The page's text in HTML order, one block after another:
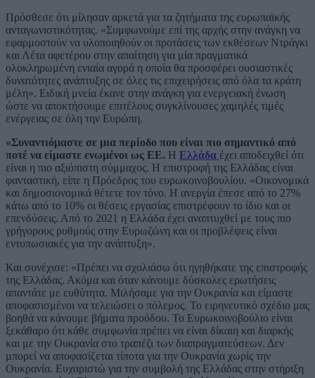
Πρόσθεσε ότι μίλησαν αρκετά για τα ζητήματα της ευρωπαϊκής
ανταγωνιστικότητας. «Συμφωνούμε επί της αρχής στην ανάγκη να
εφαρμοστούν να υλοποιηθούν οι προτάσεις των εκθέσεων Ντράγκι
και Λέτα αφετέρου στην απαίτηση για μία πραγματικά
ολοκληρωμένη ενιαία αγορά η οποία θα προσφέρει ουσιαστικές
δυνατότητες ανάπτυξης σε όλες τις επιχειρήσεις από όλα τα κράτη
μέλη». Ειδική μνεία έκανε στην ανάγκη για ενεργειακή ένωση
ώστε να αποκτήσουμε επιτέλους συγκλίνουσες χαμηλές τιμές
ενέργειας σε όλη την Ευρώπη.
«Συναντιόμαστε σε μια περίοδο που είναι πιο σημαντικό από
ποτέ να είμαστε ενωμένοι ως ΕΕ. Η Ελλάδα έχει αποδειχθεί ότι
είναι η πιο αξιόπιστη σύμμαχος. Η επιστροφή της Ελλάδας είναι
φανταστική, είπε η Πρόεδρος του ευρωκοινοβουλίου. «Οικονομικά
και δημοσιονομικά θέτετε τον τόνο. Η ανεργία έπεσε από το 27%
κάτω από το 10% οι θέσεις εργασίας επιστρέφουν το ίδιο και οι
επενδύσεις. Από το 2021 η Ελλάδα έχει αναπτυχθεί με τους πιο
γρήγορους ρυθμούς στην Ευρωζώνη και οι προβλέψεις είναι
εντυπωσιακές για την ανάπτυξη».
Και συνέχισε: «Πρέπει να σχολιάσω ότι ηγηθήκατε της επιστροφής
της Ελλάδας. Ακόμα και όταν κάνουμε δύσκολες ερωτήσεις
απαντάτε με ευθύτητα. Μιλήσαμε για την Ουκρανία και είμαστε
αποφασισμένοι να τελειώσει ο πόλεμος. Το ειρηνευτικό σχέδιο μας
βοηθά να κάνουμε βήματα προόδου. Το Ευρωκοινοβούλιο είναι
ξεκάθαρο ότι κάθε συμφωνία πρέπει να είναι δίκαιη και διαρκής
και με την Ουκρανία στο τραπέζι των διαπραγματεύσεων. Δεν
μπορεί να αποφασίζεται τίποτα για την Ουκρανία χωρίς την
Ουκρανία. Ευχαριστώ για την συμβολή της Ελλάδας στην στήριξη